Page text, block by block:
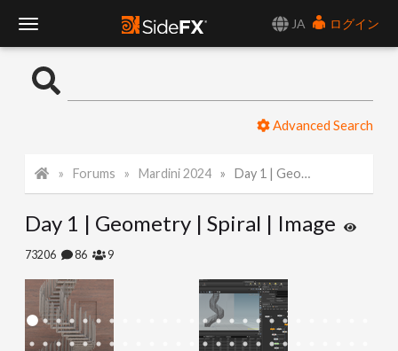
JA
ログイン
o
l
N
Advanced Search
Forums Mardini 2024 Day 1 | Geometry | Spiral | Image
Day 1 | Geometry | Spiral | Image
73206 86 9